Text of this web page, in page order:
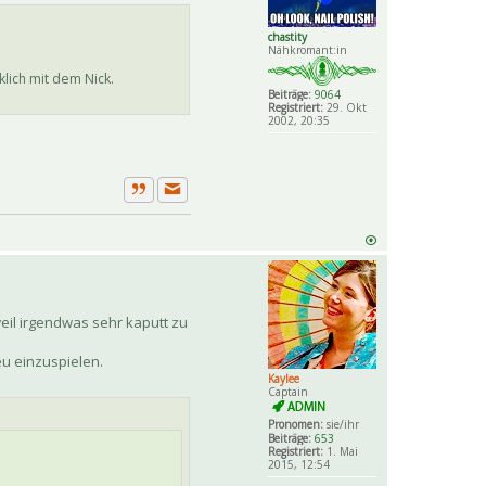
chastity
Nähkromant:in
Beiträge: 9064
Registriert: 29. Okt
2002, 20:35
mit dem Nick.
ZitatPrivate Nachricht senden
Kaylee
Captain
Pronomen: sie/ihr
Beiträge: 653
Registriert: 1. Mai
2015, 12:54
irgendwas sehr kaputt zu
einzuspielen.